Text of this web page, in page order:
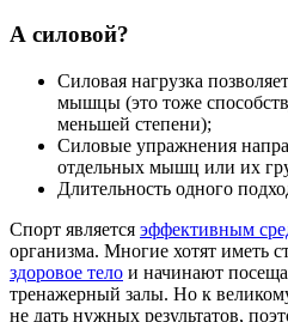
А силовой?
Силовая нагрузка
мышцы (это тоже
меньшей степени);
Силовые упражнения
отдельных мышц или их
Длительность одного
Спорт является эффективным
организма. Многие хотят иметь
здоровое тело и начинают
тренажерный залы. Но к
не дать нужных результатов,